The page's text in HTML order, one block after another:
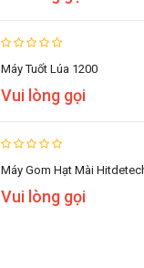
Máy Tuốt Lúa 1200
Vui lòng gọi
Máy Gom Hạt Mài
Vui lòng gọi